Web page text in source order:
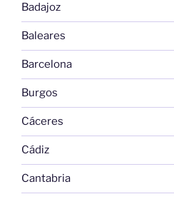
Badajoz
Baleares
Barcelona
Burgos
Cáceres
Cádiz
Cantabria